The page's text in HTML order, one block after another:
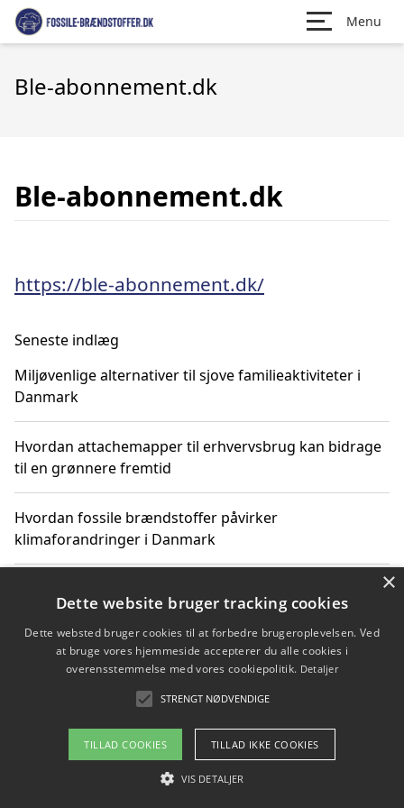
Menu
Ble-abonnement.dk
Ble-abonnement.dk
https://ble-abonnement.dk/
Seneste indlæg
Miljøvenlige alternativer til sjove familieaktiviteter i
Danmark
Hvordan attachemapper til erhvervsbrug kan bidrage
til en grønnere fremtid
Hvordan fossile brændstoffer påvirker
klimaforandringer i Danmark
klimaændringer
Hvordan citater om fossile brændstoffer kan ændre
Copyright 2026 - Pilanto Aps
Om / kontakt
×
Dette website bruger tracking cookies
Dette websted bruger cookies til at forbedre brugeroplevelsen. Ved
at bruge vores hjemmeside accepterer du alle cookies i
overensstemmelse med vores cookiepolitik. Detaljer
STRENGT NØDVENDIGE
TILLAD COOKIES TILLAD IKKE COOKIES
VIS DETALJER